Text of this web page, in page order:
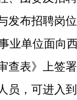
(试行)》（详见
环节。因体检
高到低的顺序等
生，按总成绩由